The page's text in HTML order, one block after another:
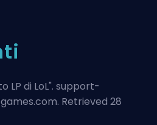
LP di LoL". support-
Retrieved 28